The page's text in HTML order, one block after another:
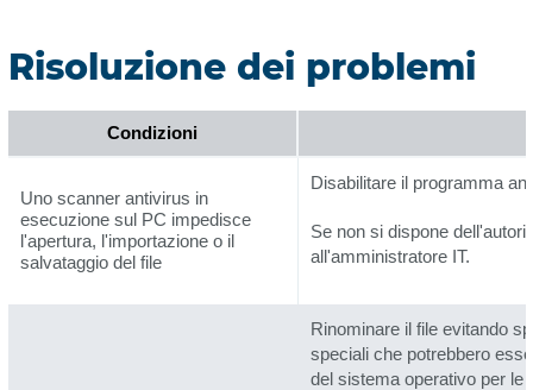
Risoluzione dei problemi
Condizioni
Uno scanner antivirus in
esecuzione sul PC impedisce
l'apertura, l'importazione o il
salvataggio del file
Disabilitare il programma
Se non si dispone
all'amministratore IT.
Rinominare il file evitando
speciali che potrebbero
del sistema operativo per le